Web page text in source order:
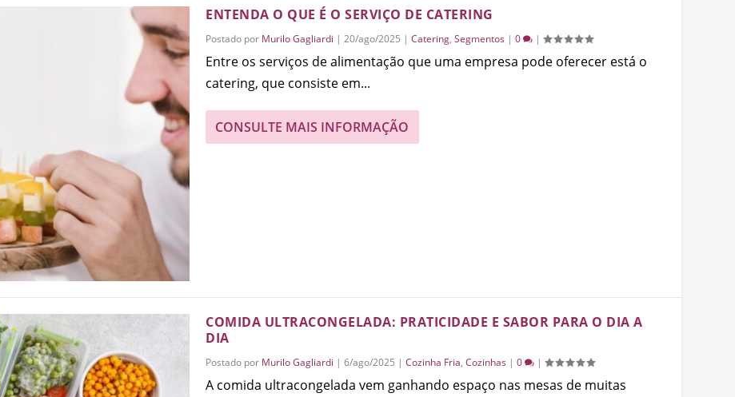
ENTENDA O QUE É O SERVIÇO DE CATERING
Postado por Murilo Gagliardi | 20/ago/2025 | Catering, Segmentos | 0 |
Entre os serviços de alimentação que uma empresa pode oferecer está o
catering, que consiste em...
CONSULTE MAIS INFORMAÇÃO
COMIDA ULTRACONGELADA: PRATICIDADE E SABOR PARA O DIA A
DIA
Postado por Murilo Gagliardi | 6/ago/2025 | Cozinha Fria, Cozinhas | 0 |
A comida ultracongelada vem ganhando espaço nas mesas de muitas